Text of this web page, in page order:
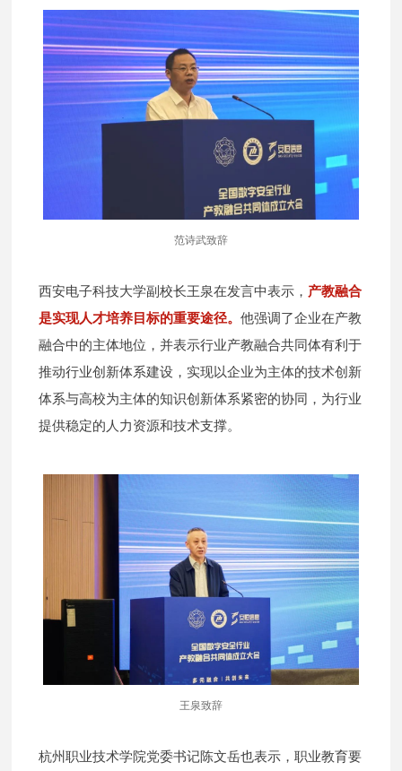
范诗武致辞
西安电子科技大学副校长王泉在发言中表示， 产教融合
是实现人才培养目标的重要途径。他强调了企业在产教
融合中的主体地位，并表示行业产教融合共同体有利于
推动行业创新体系建设，实现以企业为主体的技术创新
体系与高校为主体的知识创新体系紧密的协同，为行业
提供稳定的人力资源和技术支撑。
王泉致辞
杭州职业技术学院党委书记陈文岳也表示，职业教育要